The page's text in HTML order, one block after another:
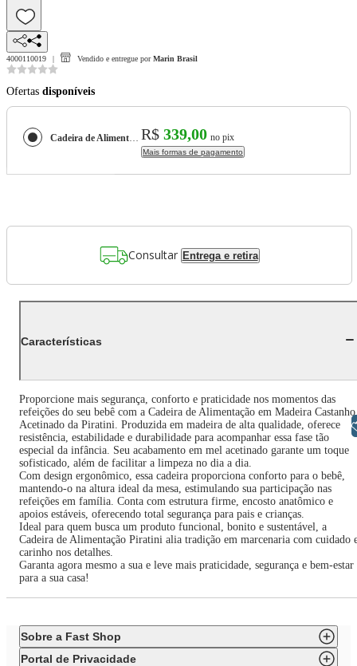
4000110019 Vendido e entregue por Marin Brasil
Ofertas disponíveis
Cadeira de Alimentação para Bebê em Madeira Castanho Piratini R$ 339,00 no pix
Mais formas de pagamento
Consultar Entrega e retira
Características
Proporcione mais segurança, conforto e praticidade nos momentos das
refeições do seu bebê com a Cadeira de Alimentação em Madeira Castanho
Acetinado da Piratini. Produzida em madeira de alta qualidade, oferece
resistência, estabilidade e durabilidade para acompanhar essa fase tão
especial da infância. Seu acabamento em mel acetinado garante um toque
sofisticado, além de facilitar a limpeza no dia a dia.
Com design ergonômico, essa cadeira proporciona conforto para o bebê,
mantendo-o na altura ideal da mesa, estimulando sua participação nas
refeições em família. Conta com estrutura firme, encosto anatômico e
apoios estáveis, oferecendo total segurança para pais e crianças.
Ideal para quem busca um produto funcional, bonito e sustentável, a
Cadeira de Alimentação Piratini alia tradição em marcenaria com cuidado
carinho nos detalhes.
Garanta agora mesmo a sua e leve mais praticidade, segurança e bem-estar
para a sua casa!
Sobre a Fast Shop
Portal de Privacidade
Libras